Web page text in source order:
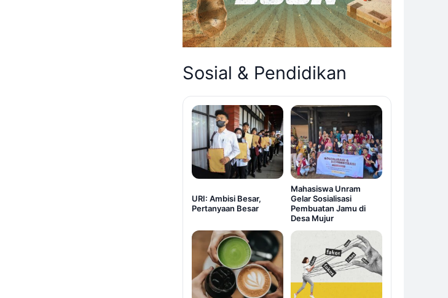
Sosial & Pendidikan
URI: Ambisi Besar,
Pertanyaan Besar
Mahasiswa Unram
Gelar Sosialisasi
Pembuatan Jamu di
Desa Mujur